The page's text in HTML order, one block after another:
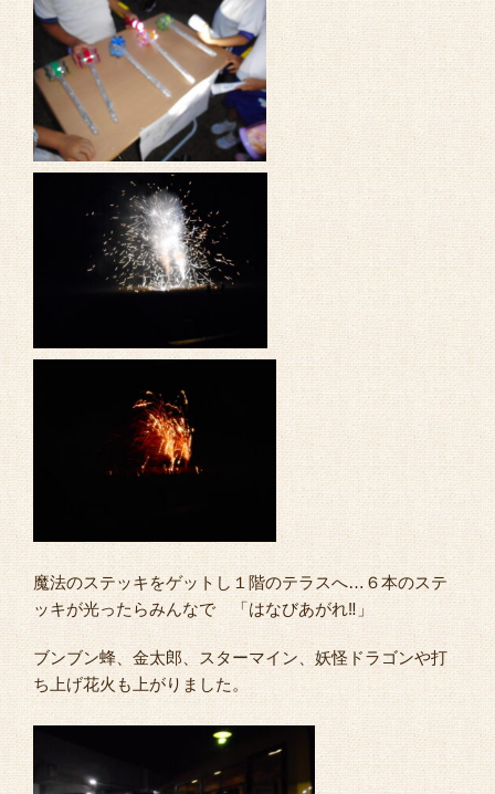
魔法のステッキをゲットし１階のテラスへ…６本のステ
ッキが光ったらみんなで 「はなびあがれ‼」
ブンブン蜂、金太郎、スターマイン、妖怪ドラゴンや打
ち上げ花火も上がりました。